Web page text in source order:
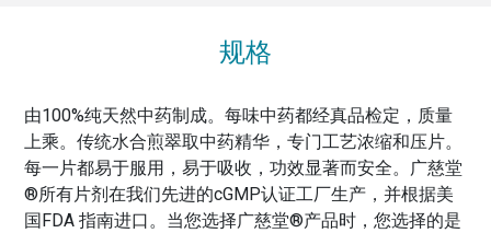
规格
由100%纯天然中药制成。每味中药都经真品检定，质量
上乘。传统水合煎翠取中药精华，专门工艺浓缩和压片。
每一片都易于服用，易于吸收，功效显著而安全。广慈堂
®所有片剂在我们先进的cGMP认证工厂生产，并根据美
国FDA 指南进口。当您选择广慈堂®产品时，您选择的是